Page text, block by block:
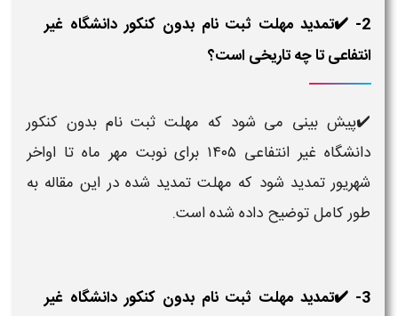
2- ✔️تمدید مهلت ثبت نام بدون کنکور دانشگاه غیر
انتفاعی تا چه تاریخی است؟
✔️پیش بینی می شود که مهلت ثبت نام بدون کنکور
دانشگاه غیر انتفاعی ۱۴۰۵ برای نوبت مهر ماه تا اواخر
شهریور تمدید شود که مهلت تمدید شده در این مقاله به
طور کامل توضیح داده شده است.
3- ✔️تمدید مهلت ثبت نام بدون کنکور دانشگاه غیر